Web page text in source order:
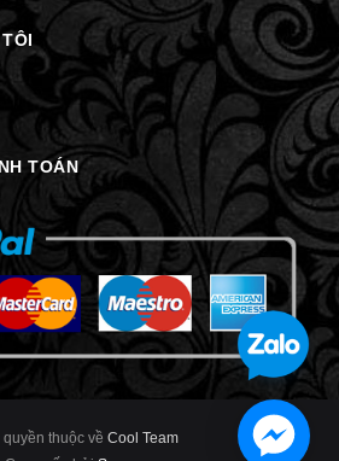
TOÁN
thuộc về Cool Team